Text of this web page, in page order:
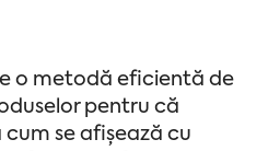
o metodă eficientă de
pentru că
se afișează cu